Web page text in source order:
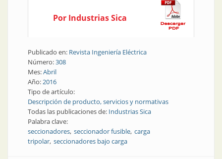
Por Industrias Sica
Publicado en: Revista Ingeniería Eléctrica
Número:308
Mes:Abril
Año:2016
Tipo de artículo:
Descripción de producto, servicios y normativas
Todas las publicaciones de: Industrias Sica
Palabra clave:
seccionadores seccionador fusible carga
tripolar seccionadores bajo carga